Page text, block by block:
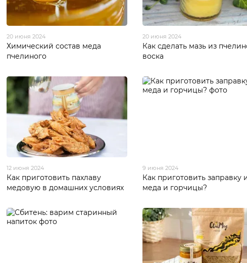
20 июня 2024
Химический состав меда
пчелиного
20 июня 2024
Как сделать мазь из
воска
12 июня 2024
Как приготовить пахлаву
медовую в домашних условиях
9 июня 2024
Как приготовить заправку
меда и горчицы?